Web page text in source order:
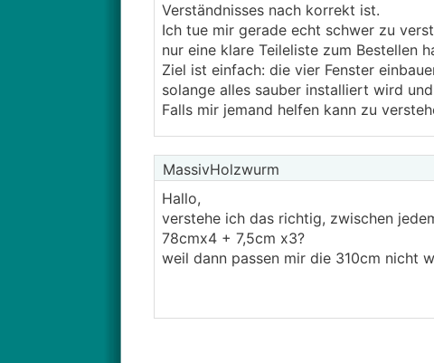
Verständnisses nach korrekt ist.
Ich tue mir gerade echt schwer zu
nur eine klare Teileliste zum Bestellen
Ziel ist einfach: die vier Fenster
solange alles sauber installiert wird
Falls mir jemand helfen kann zu
MassivHolzwurm
Hallo,
verstehe ich das richtig, zwischen
78cmx4 + 7,5cm x3?
weil dann passen mir die 310cm nicht